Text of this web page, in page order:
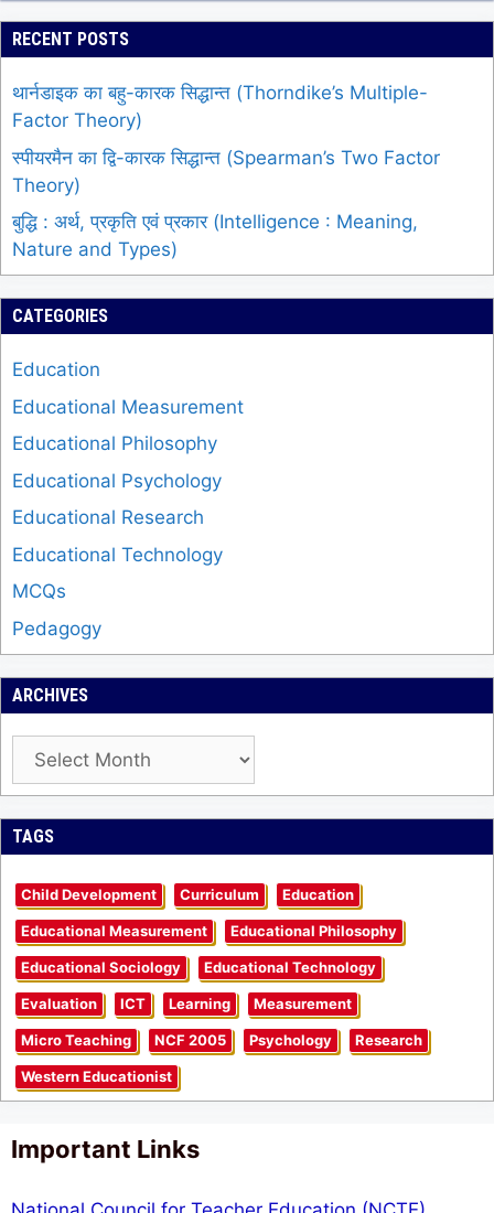
RECENT POSTS
थार्नडाइक का बहु-कारक सिद्धान्त (Thorndike’s Multiple-
Factor Theory)
स्पीयरमैन का द्वि-कारक सिद्धान्त (Spearman’s Two Factor
Theory)
बुद्धि : अर्थ, प्रकृति एवं प्रकार (Intelligence : Meaning,
Nature and Types)
CATEGORIES
Education
Educational Measurement
Educational Philosophy
Educational Psychology
Educational Research
Educational Technology
MCQs
Pedagogy
ARCHIVES
Archives
TAGS
Child Development Curriculum Education
Educational Measurement Educational Philosophy
Educational Sociology Educational Technology
Evaluation ICT Learning Measurement
Micro Teaching NCF 2005 Psychology Research
Western Educationist
Important Links